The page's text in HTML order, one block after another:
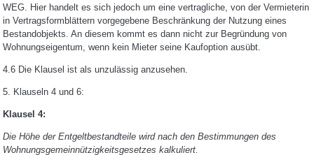
WEG. Hier handelt es sich jedoch um eine vertragliche, von der Vermieterin
in Vertragsformblättern vorgegebene Beschränkung der Nutzung eines
Bestandobjekts. An diesem kommt es dann nicht zur Begründung von
Wohnungseigentum, wenn kein Mieter seine Kaufoption ausübt.
4.6 Die Klausel ist als unzulässig anzusehen.
5. Klauseln 4 und 6:
Klausel 4:
Die Höhe der Entgeltbestandteile wird nach den Bestimmungen des
Wohnungsgemeinnützigkeitsgesetzes kalkuliert.